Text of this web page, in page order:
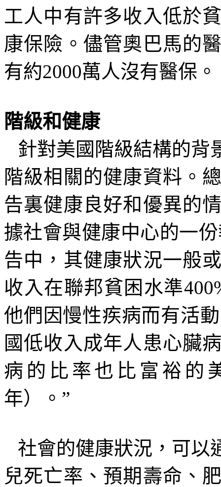
工人中有許多收入低於
康保險。儘管奧巴馬的
有約2000萬人沒有醫保。
階級和健康
針對美國階級結構的背
階級相關的健康資料。
告裏健康良好和優異的
據社會與健康中心的一
告中，其健康狀況一般
收入在聯邦貧困水準
他們因慢性疾病而有活
國低收入成年人患心臟
病的比率也比富裕的
年）。 ”
社會的健康狀況，可以
兒死亡率、預期壽命、